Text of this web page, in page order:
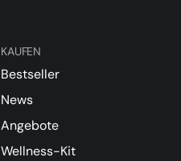
KAUFEN
Bestseller
News
Angebote
Wellness-Kit